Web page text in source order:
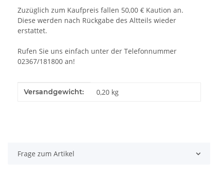
Zuzüglich zum Kaufpreis fallen 50,00 € Kaution an.
Diese werden nach Rückgabe des Altteils wieder
erstattet.
Rufen Sie uns einfach unter der Telefonnummer
02367/181800 an!
Produkteigenschaft
Wert
Versandgewicht: 0,20 kg
Frage zum Artikel